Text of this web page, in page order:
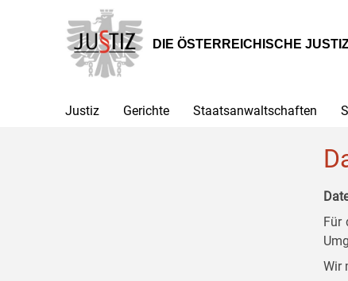
Hauptnavigation
[1]
Inhalt
[2]
Untermenü
[3]
DIE ÖSTERREICHISCHE
Justiz Gerichte Staatsanwaltschaften
Für
Wir